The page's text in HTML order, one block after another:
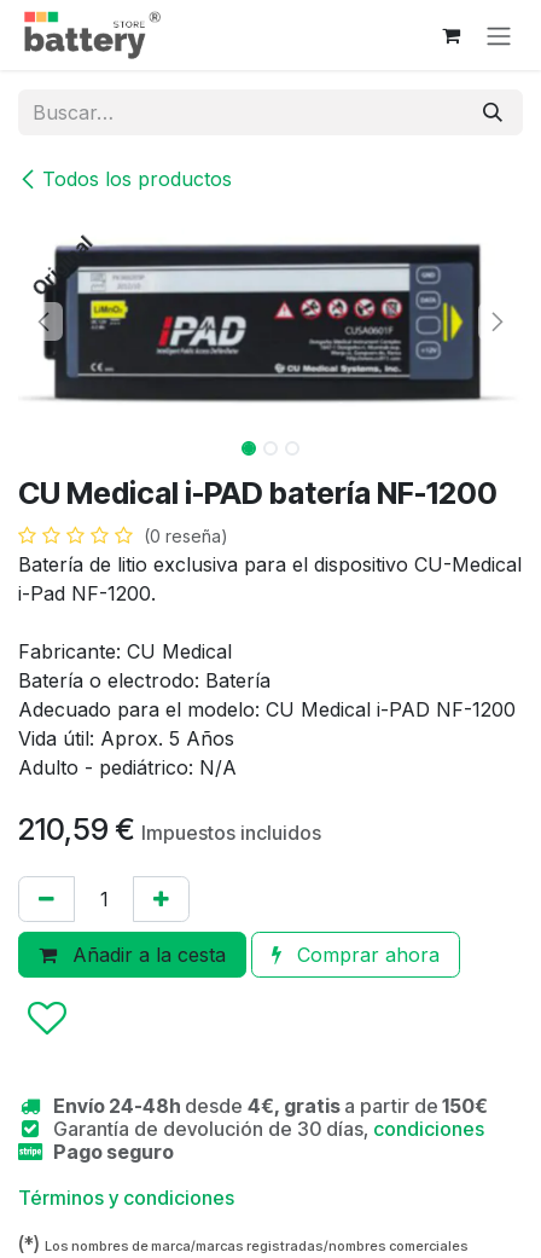
Ir al contenido
Todos los productos
Original
CU Medical i-PAD batería NF-1200
(0 reseña)
Batería de litio exclusiva para el dispositivo CU-Medical
i-Pad NF-1200.
Fabricante: CU Medical
Batería o electrodo: Batería
Adecuado para el modelo: CU Medical i-PAD NF-1200
Vida útil: Aprox. 5 Años
Adulto - pediátrico: N/A
210,59 € Impuestos incluidos
Añadir a la cesta Comprar ahora
Envío 24-48h desde 4€, gratis a partir de 150€
Garantía de devolución de 30 días, condiciones
Pago seguro
Términos y condiciones
(*) Los nombres de marca/marcas registradas/nombres comerciales